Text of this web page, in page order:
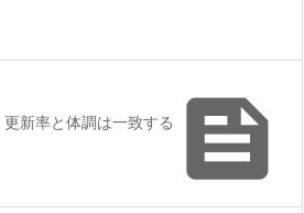

更新率と体調は一致する